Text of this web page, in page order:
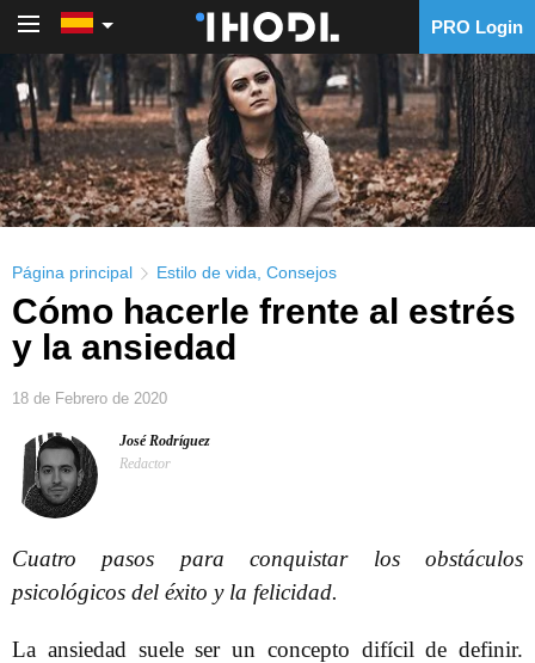
PRO Login
Página principal Estilo de vida Consejos
Cómo hacerle frente al estrés
y la ansiedad
18 de Febrero de 2020
José Rodríguez
Redactor
Cuatro pasos para conquistar los obstáculos
psicológicos del éxito y la felicidad.
La ansiedad suele ser un concepto difícil de definir.